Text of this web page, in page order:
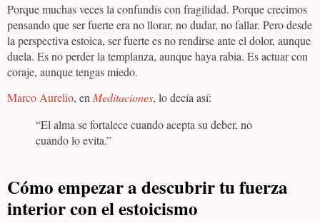
Porque muchas veces la confundís con fragilidad. Porque crecimos
pensando que ser fuerte era no llorar, no dudar, no fallar. Pero desde
la perspectiva estoica, ser fuerte es no rendirse ante el dolor, aunque
duela. Es no perder la templanza, aunque haya rabia. Es actuar con
coraje, aunque tengas miedo.
Marco Aurelio, en Meditaciones, lo decía así:
“El alma se fortalece cuando acepta su deber, no
cuando lo evita.”
Cómo empezar a descubrir tu fuerza
interior con el estoicismo